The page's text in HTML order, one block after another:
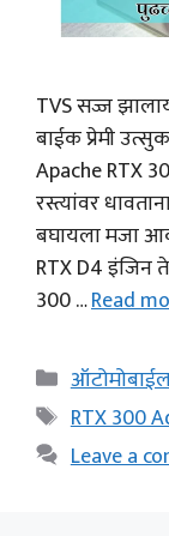
TVS सज्ज
बाईक प्रेमी
Apache RTX
रस्त्यांवर
बघायला मजा
RTX D4 इंजिन
300 …Read
Categories
Tags
RTX 300
Leave a